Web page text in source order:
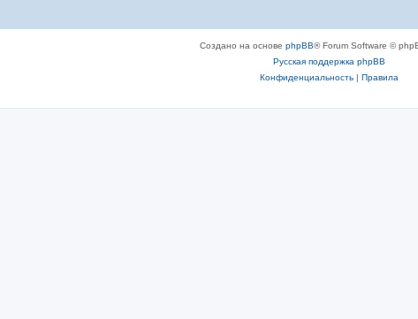
Создано на основе phpBB® Forum Software ©
Русская поддержка phpBB
Конфиденциальность| Правила